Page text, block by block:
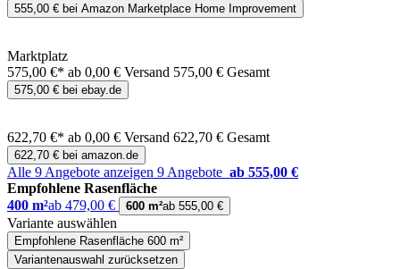
555,00 € bei Amazon Marketplace Home Improvement
Marktplatz
575,00 €* ab 0,00 € Versand 575,00 € Gesamt
575,00 € bei ebay.de
622,70 €* ab 0,00 € Versand 622,70 € Gesamt
622,70 € bei amazon.de
Alle 9 Angebote anzeigen 9 Angebote ab 555,00 €
Empfohlene Rasenfläche
400 m²ab 479,00 € 600 m²ab 555,00 €
Variante auswählen
Empfohlene Rasenfläche 600 m²
Variantenauswahl zurücksetzen